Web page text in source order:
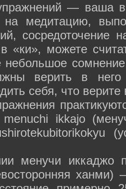
— ваша
медитацию,
сосредоточение
«ки», можете
сомнение
верить в
себя, что верите
menuchi ikkajo
менучи иккаджо